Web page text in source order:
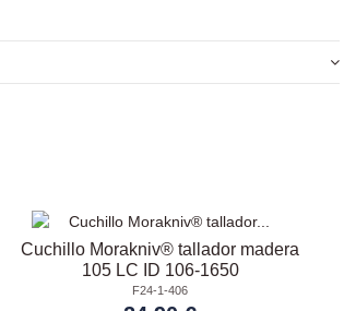
Cuchillo Morakniv® tallador madera
105 LC ID 106-1650
F24-1-406